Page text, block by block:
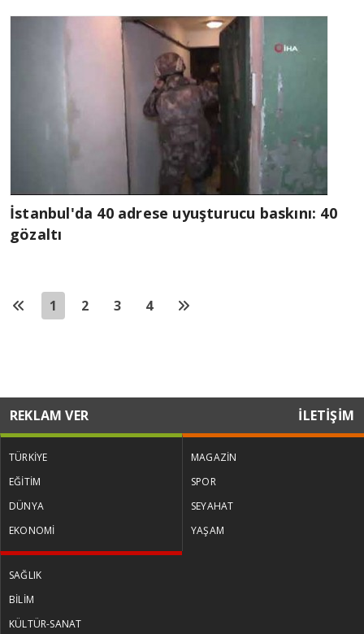
İstanbul'da 40 adrese uyuşturucu baskını: 40
gözaltı
1 2 3 4
REKLAM VER İLETİŞİM
TÜRKİYE
EĞİTİM
DÜNYA
EKONOMİ
MAGAZİN
SPOR
SEYAHAT
YAŞAM
SAĞLIK
BİLİM
KÜLTÜR-SANAT